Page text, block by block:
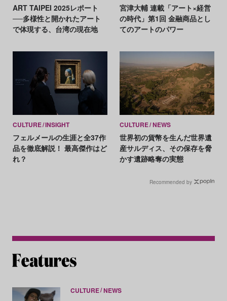
ART TAIPEI 2025レポート
──多様性と開かれたアート
で体現する、台湾の現在地
宮津大輔 連載「アート×経営
の時代」第1回 金融商品とし
てのアートのパワー
CULTURE INSIGHT
フェルメールの生涯と全37作
品を徹底解説！ 最高傑作はど
れ？
CULTURE NEWS
世界初の貨幣を生んだ世界遺
産サルディス、その保存を脅
かす遺跡略奪の実態
Recommended by
CULTURE NEWS